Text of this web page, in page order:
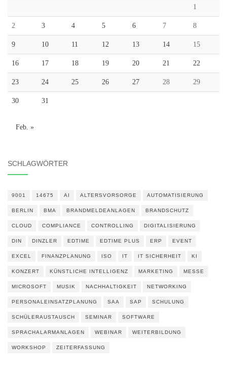
1
2 3 4 5 6 7 8
9 10 11 12 13 14 15
16 17 18 19 20 21 22
23 24 25 26 27 28 29
30 31
Feb. »
SCHLAGWÖRTER
9001 14675 AI ALTERSVORSORGE AUTOMATISIERUNG
BERLIN BMA BRANDMELDEANLAGEN BRANDSCHUTZ
CLOUD COMPLIANCE CONTROLLING DIGITALISIERUNG
DIN DINZLER EDTIME EDTIME PLUS ERP EVENT
EXCEL FINANZPLANUNG ISO IT IT SICHERHEIT KI
KONZERT KÜNSTLICHE INTELLIGENZ MARKETING MESSE
MICROSOFT MUSIK NACHHALTIGKEIT NETWORKING
PERSONALEINSATZPLANUNG SAA SAP SCHULUNG
SCHÜLERAUSTAUSCH SEMINAR SOFTWARE
SPRACHALARMANLAGEN WEBINAR WEITERBILDUNG
WORKSHOP ZEITERFASSUNG